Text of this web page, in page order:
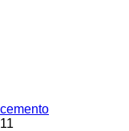
cemento
11